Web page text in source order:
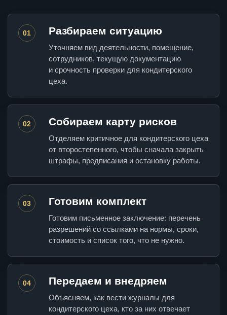
01 Разбираем ситуацию
Уточняем вид деятельности, помещение,
сотрудников, текущую документацию
и срочность проверки для кондитерского
цеха.
02 Собираем карту рисков
Отделяем критичное для кондитерского цеха
от второстепенного, чтобы сначала закрыть
штрафы, предписания и остановку работы.
03 Готовим комплект
Готовим письменное заключение: перечень
разрешений со ссылками на нормы, сроки,
стоимость и список того, что не нужно.
04 Передаем и внедряем
Объясняем, как вести журналы для
кондитерского цеха, кто за них отвечает